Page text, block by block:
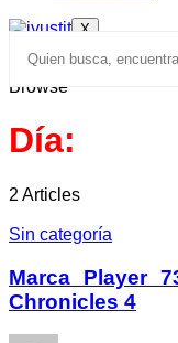
X
Browse
Día:
2 Articles
Sin categoría
Marca Player
Chronicles 4